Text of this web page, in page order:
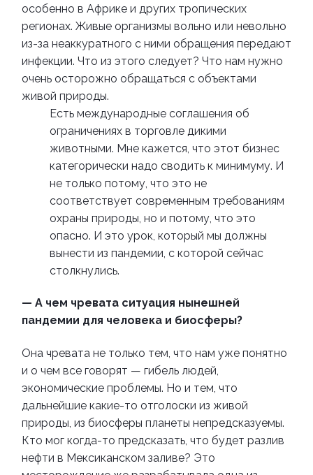
особенно в Африке и других тропических
регионах. Живые организмы вольно или невольно
из-за неаккуратного с ними обращения передают
инфекции. Что из этого следует? Что нам нужно
очень осторожно обращаться с объектами
живой природы.
Есть международные соглашения об
ограничениях в торговле дикими
животными. Мне кажется, что этот бизнес
категорически надо сводить к минимуму. И
не только потому, что это не
соответствует современным требованиям
охраны природы, но и потому, что это
опасно. И это урок, который мы должны
вынести из пандемии, с которой сейчас
столкнулись.
— А чем чревата ситуация нынешней
пандемии для человека и биосферы?
Она чревата не только тем, что нам уже понятно
и о чем все говорят — гибель людей,
экономические проблемы. Но и тем, что
дальнейшие какие-то отголоски из живой
природы, из биосферы планеты непредсказуемы.
Кто мог когда-то предсказать, что будет разлив
нефти в Мексиканском заливе? Это